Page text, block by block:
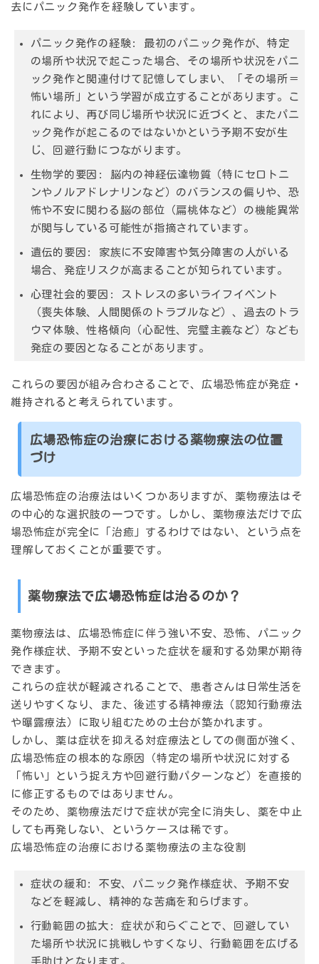
去にパニック発作を経験しています。
パニック発作の経験:
最初のパニック発作が、特定
の場所や状況で起こった場合、その場所や状況をパニ
ック発作と関連付けて記憶してしまい、「その場所＝
怖い場所」という学習が成立することがあります。こ
れにより、再び同じ場所や状況に近づくと、またパニ
ック発作が起こるのではないかという予期不安が生
じ、回避行動につながります。
生物学的要因:
脳内の神経伝達物質（特にセロトニ
ンやノルアドレナリンなど）のバランスの偏りや、恐
怖や不安に関わる脳の部位（扁桃体など）の機能異常
が関与している可能性が指摘されています。
遺伝的要因:
家族に不安障害や気分障害の人がいる
場合、発症リスクが高まることが知られています。
心理社会的要因:
ストレスの多いライフイベント
（喪失体験、人間関係のトラブルなど）、過去のトラ
ウマ体験、性格傾向（心配性、完璧主義など）なども
発症の要因となることがあります。
これらの要因が組み合わさることで、広場恐怖症が発症・
維持されると考えられています。
広場恐怖症の治療における薬物療法の位置
づけ
広場恐怖症の治療法はいくつかありますが、薬物療法はそ
の中心的な選択肢の一つです。しかし、薬物療法だけで広
場恐怖症が完全に「治癒」するわけではない、という点を
理解しておくことが重要です。
薬物療法で広場恐怖症は治るのか？
薬物療法は、広場恐怖症に伴う強い不安、恐怖、パニック
発作様症状、予期不安といった症状を緩和する効果が期待
できます。
これらの症状が軽減されることで、患者さんは日常生活を
送りやすくなり、また、後述する精神療法（認知行動療法
や曝露療法）に取り組むための土台が築かれます。
しかし、薬は症状を抑える対症療法としての側面が強く、
広場恐怖症の根本的な原因（特定の場所や状況に対する
「怖い」という捉え方や回避行動パターンなど）を直接的
に修正するものではありません。
そのため、薬物療法だけで症状が完全に消失し、薬を中止
しても再発しない、というケースは稀です。
広場恐怖症の治療における薬物療法の主な役割
症状の緩和:
不安、パニック発作様症状、予期不安
などを軽減し、精神的な苦痛を和らげます。
行動範囲の拡大:
症状が和らぐことで、回避してい
た場所や状況に挑戦しやすくなり、行動範囲を広げる
手助けとなります。